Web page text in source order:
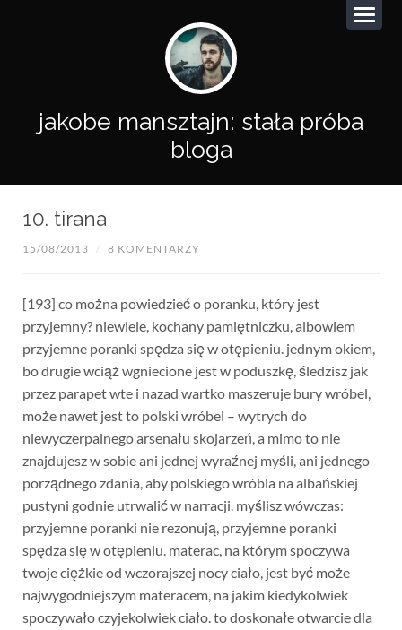
jakobe mansztajn: stała próba
bloga
10. tirana
15/08/2013 / 8 KOMENTARZY
[193] co można powiedzieć o poranku, który jest
przyjemny? niewiele, kochany pamiętniczku, albowiem
przyjemne poranki spędza się w otępieniu. jednym okiem,
bo drugie wciąż wgniecione jest w poduszkę, śledzisz jak
przez parapet wte i nazad wartko maszeruje bury wróbel,
może nawet jest to polski wróbel – wytrych do
niewyczerpalnego arsenału skojarzeń, a mimo to nie
znajdujesz w sobie ani jednej wyraźnej myśli, ani jednego
porządnego zdania, aby polskiego wróbla na albańskiej
pustyni godnie utrwalić w narracji. myślisz wówczas:
przyjemne poranki nie rezonują, przyjemne poranki
spędza się w otępieniu. materac, na którym spoczywa
twoje ciężkie od wczorajszej nocy ciało, jest być może
najwygodniejszym materacem, na jakim kiedykolwiek
spoczywało czyjekolwiek ciało. to doskonałe otwarcie dla